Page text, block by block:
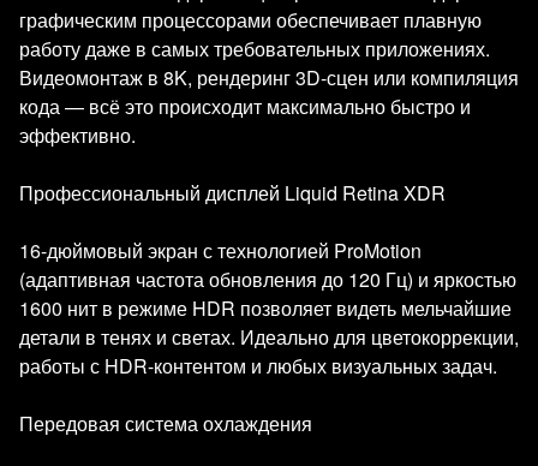
графическим процессорами обеспечивает плавную
работу даже в самых требовательных приложениях.
Видеомонтаж в 8K, рендеринг 3D-сцен или компиляция
кода — всё это происходит максимально быстро и
эффективно.
Профессиональный дисплей Liquid Retina XDR
16-дюймовый экран с технологией ProMotion
(адаптивная частота обновления до 120 Гц) и яркостью
1600 нит в режиме HDR позволяет видеть мельчайшие
детали в тенях и светах. Идеально для цветокоррекции,
работы с HDR-контентом и любых визуальных задач.
Передовая система охлаждения